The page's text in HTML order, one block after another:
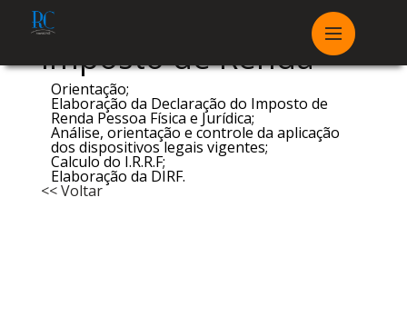
Imposto de Renda
Orientação;
Elaboração da Declaração do Imposto de
Renda Pessoa Física e Jurídica;
Análise, orientação e controle da aplicação
dos dispositivos legais vigentes;
Calculo do I.R.R.F;
Elaboração da DIRF.
<< Voltar